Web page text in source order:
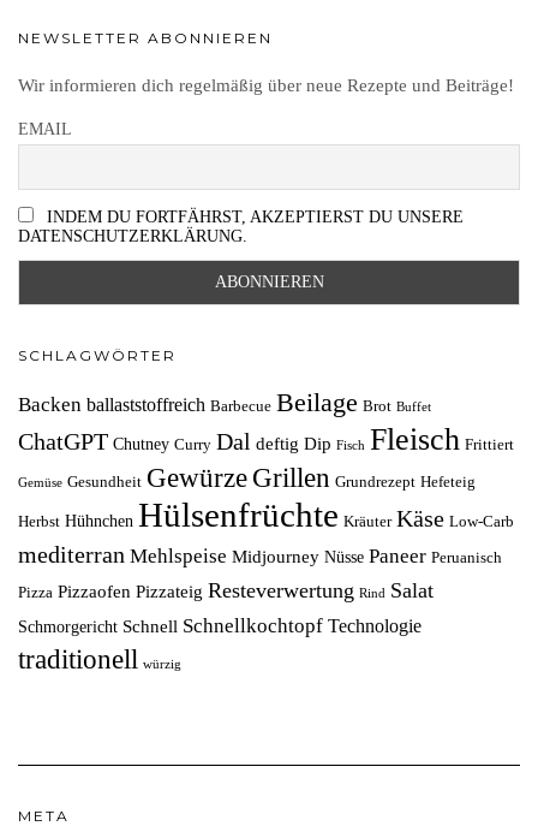
NEWSLETTER ABONNIEREN
Wir informieren dich regelmäßig über neue Rezepte und Beiträge!
EMAIL
INDEM DU FORTFÄHRST, AKZEPTIERST DU UNSERE
DATENSCHUTZERKLÄRUNG.
SCHLAGWÖRTER
Backen ballaststoffreich Barbecue Beilage Brot Buffet
ChatGPT Chutney Curry Dal deftig Dip Fisch Fleisch Frittiert
Gemüse Gesundheit Gewürze Grillen Grundrezept Hefeteig
Herbst Hühnchen Hülsenfrüchte Kräuter Käse Low-Carb
mediterran Mehlspeise Midjourney Nüsse Paneer Peruanisch
Pizza Pizzaofen Pizzateig Resteverwertung Rind Salat
Schmorgericht Schnell Schnellkochtopf Technologie
traditionell würzig
META